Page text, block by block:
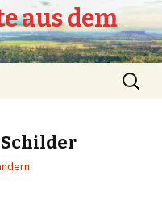
aus dem
Suchen
nach:
Schilder